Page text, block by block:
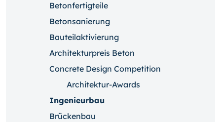
Betonfertigteile
Betonsanierung
Bauteilaktivierung
Architekturpreis Beton
Concrete Design Competition
Architektur-Awards
Ingenieurbau
Brückenbau